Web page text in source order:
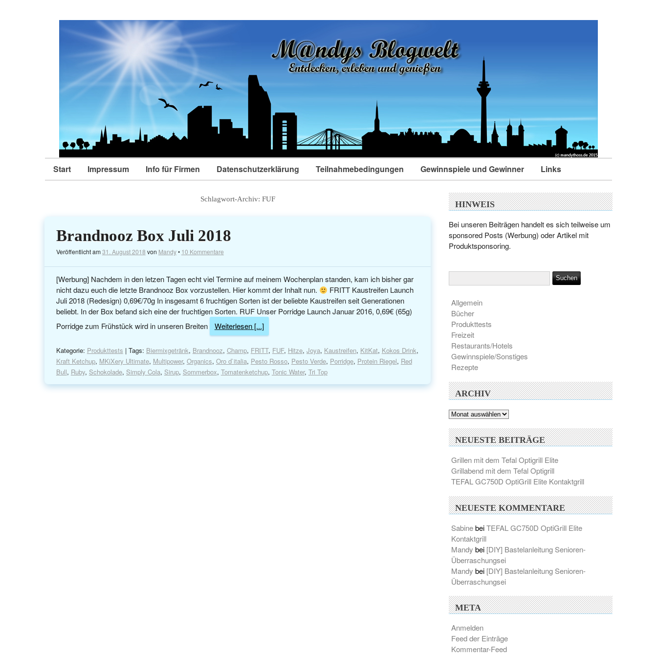
Start Impressum Info für Firmen Datenschutzerklärung Teilnahmebedingungen Gewinnspiele und Gewinner Links
Schlagwort-Archiv: FUF
Brandnooz Box Juli 2018
Veröffentlicht am31. August 2018 von Mandy• 10 Kommentare
[Werbung] Nachdem in den letzen Tagen echt viel Termine auf meinem Wochenplan standen, kam ich bisher gar
nicht dazu euch die letzte Brandnooz Box vorzustellen. Hier kommt der Inhalt nun.
FRITT Kaustreifen Launch
Juli 2018 (Redesign) 0,69€/70g In insgesamt 6 fruchtigen Sorten ist der beliebte Kaustreifen seit Generationen
beliebt. In der Box befand sich eine der fruchtigen Sorten. RUF Unser Porridge Launch Januar 2016, 0,69€ (65g)
Porridge zum Frühstück wird in unseren Breiten
Weiterlesen [...]
Kategorie: Produkttests | Tags: Biermixgetränk, Brandnooz, Champ, FRITT, FUF, Hitze, Joya, Kaustreifen, KitKat, Kokos Drink,
Kraft Ketchup, MKiXery Ultimate, Multipower, Organics, Oro d`italia, Pesto Rosso, Pesto Verde, Porridge, Protein Riegel, Red
Bull, Ruby, Schokolade, Simply Cola, Sirup, Sommerbox, Tomatenketchup, Tonic Water, Tri Top
HINWEIS
Bei unseren Beiträgen handelt es sich teilweise um
sponsored Posts (Werbung) oder Artikel mit
Produktsponsoring.
Allgemein
Bücher
Produkttests
Freizeit
Restaurants/Hotels
Gewinnspiele/Sonstiges
Rezepte
ARCHIV
Archiv
NEUESTE BEITRÄGE
Grillen mit dem Tefal Optigrill Elite
Grillabend mit dem Tefal Optigrill
TEFAL GC750D OptiGrill Elite Kontaktgrill
NEUESTE KOMMENTARE
SabinebeiTEFAL GC750D OptiGrill Elite
Kontaktgrill
Mandy bei [DIY] Bastelanleitung Senioren-
Überraschungsei
Mandy bei [DIY] Bastelanleitung Senioren-
Überraschungsei
META
Anmelden
Feed der Einträge
Kommentar-Feed